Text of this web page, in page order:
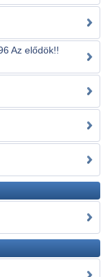
Az elődök!!